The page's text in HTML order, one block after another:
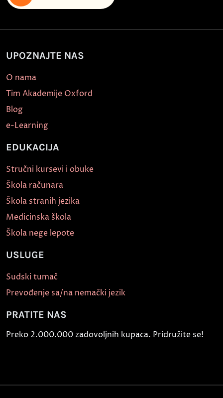
UPOZNAJTE NAS
O nama
Tim Akademije Oxford
Blog
e-Learning
EDUKACIJA
Stručni kursevi i obuke
Škola računara
Škola stranih jezika
Medicinska škola
Škola nege lepote
USLUGE
Sudski tumač
Prevođenje sa/na nemački jezik
PRATITE NAS
Preko 2.000.000 zadovoljnih kupaca. Pridružite se!